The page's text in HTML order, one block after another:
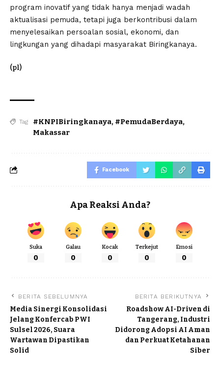
program inovatif yang tidak hanya menjadi wadah
aktualisasi pemuda, tetapi juga berkontribusi dalam
menyelesaikan persoalan sosial, ekonomi, dan
lingkungan yang dihadapi masyarakat Biringkanaya.
(pl)
Tag #KNPIBiringkanaya, #PemudaBerdaya,
Makassar
Facebook
Apa Reaksi Anda?
Suka
0
Galau
0
Kocak
0
Terkejut
0
Emosi
0
BERITA SEBELUMNYA
Media Sinergi Konsolidasi
Jelang Konfercab PWI
Sulsel 2026, Suara
Wartawan Dipastikan
Solid
BERITA BERIKUTNYA
Roadshow AI-Driven di
Tangerang, Industri
Didorong Adopsi AI Aman
dan Perkuat Ketahanan
Siber